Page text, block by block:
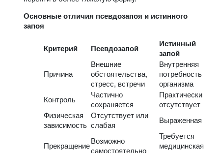
Основные отличия псевдозапоя и истинного
запоя
Критерий Псевдозапой
Истинный
запой
Причина
Внешние
обстоятельства,
стресс, встречи
Внутренняя
потребность
организма
Контроль
Частично
сохраняется
Практически
отсутствует
Физическая
зависимость
Отсутствует или
слабая
Выраженная
Прекращение
Возможно
самостоятельно
Требуется
медицинская